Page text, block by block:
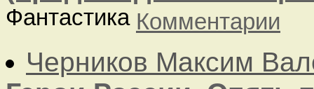
Фантастика Комментарии
Черников Максим